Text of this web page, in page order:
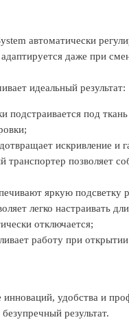
автоматически
даже при
идеальный результат:
подстраивается под
искривление
позволяет
яркую подсветку
легко настраивать
отключается;
работу при
удобства и
результат.